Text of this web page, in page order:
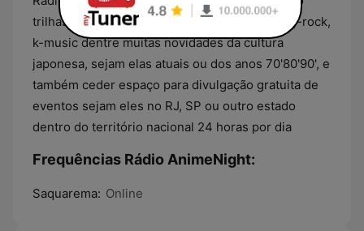
trilhas sonoras de animes, tokusatsus, j-pop, j-rock,
k-music dentre muitas novidades da cultura
japonesa, sejam elas atuais ou dos anos 70'80'90', e
também ceder espaço para divulgação gratuita de
eventos sejam eles no RJ, SP ou outro estado
dentro do território nacional 24 horas por dia
Frequências Rádio AnimeNight:
Saquarema: Online